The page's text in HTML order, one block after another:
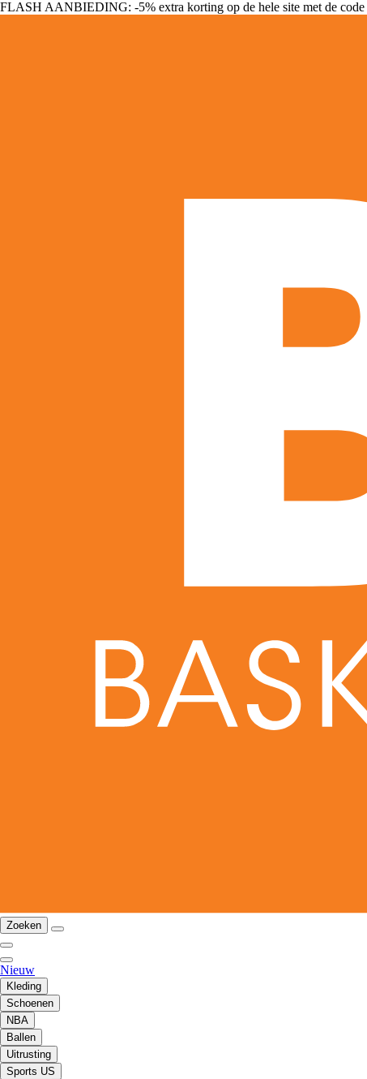
FLASH AANBIEDING: -5% extra korting op de hele site met de code
Zoeken
Nieuw
Kleding
Schoenen
NBA
Ballen
Uitrusting
Sports US